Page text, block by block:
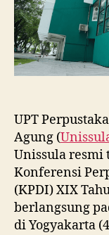
UPT
Agung (
Unissula
Konferensi
(KPDI) XIX
berlangsung
di Yogyakarta